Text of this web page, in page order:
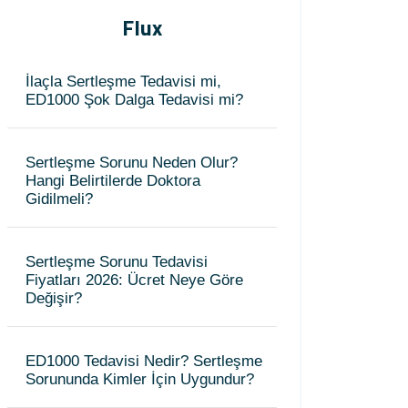
Flux
İlaçla Sertleşme Tedavisi mi,
ED1000 Şok Dalga Tedavisi mi?
Sertleşme Sorunu Neden Olur?
Hangi Belirtilerde Doktora
Gidilmeli?
Sertleşme Sorunu Tedavisi
Fiyatları 2026: Ücret Neye Göre
Değişir?
ED1000 Tedavisi Nedir? Sertleşme
Sorununda Kimler İçin Uygundur?